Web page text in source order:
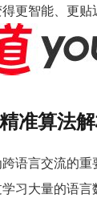
更智能、更贴
准算法
语言交流的
习大量的语